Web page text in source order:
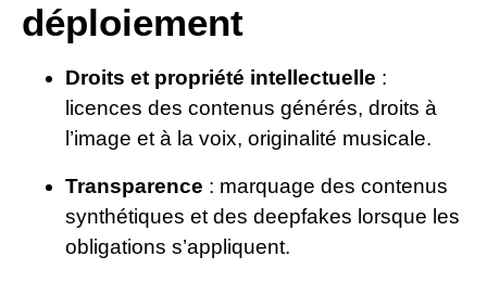
déploiement
Droits et propriété intellectuelle :
licences des contenus générés, droits à
l’image et à la voix, originalité musicale.
Transparence : marquage des contenus
synthétiques et des deepfakes lorsque les
obligations s’appliquent.